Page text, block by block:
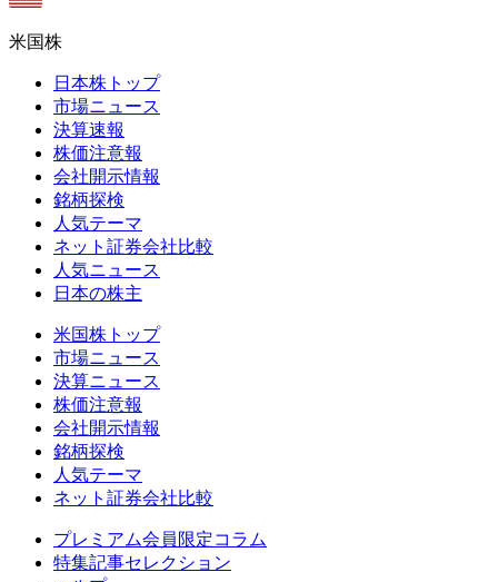
米国株
日本株トップ
市場ニュース
決算速報
株価注意報
会社開示情報
銘柄探検
人気テーマ
ネット証券会社比較
人気ニュース
日本の株主
米国株トップ
市場ニュース
決算ニュース
株価注意報
会社開示情報
銘柄探検
人気テーマ
ネット証券会社比較
プレミアム会員限定コラム
特集記事セレクション